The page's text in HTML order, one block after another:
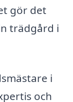
gör det
trädgård i
i
och